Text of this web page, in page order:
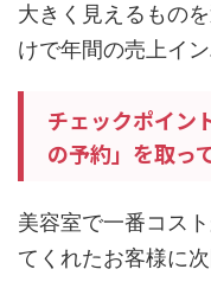
大きく見えるもの
けで年間の売上イ
チェックポイン
の予約」を取っ
美容室で一番コス
てくれたお客様に